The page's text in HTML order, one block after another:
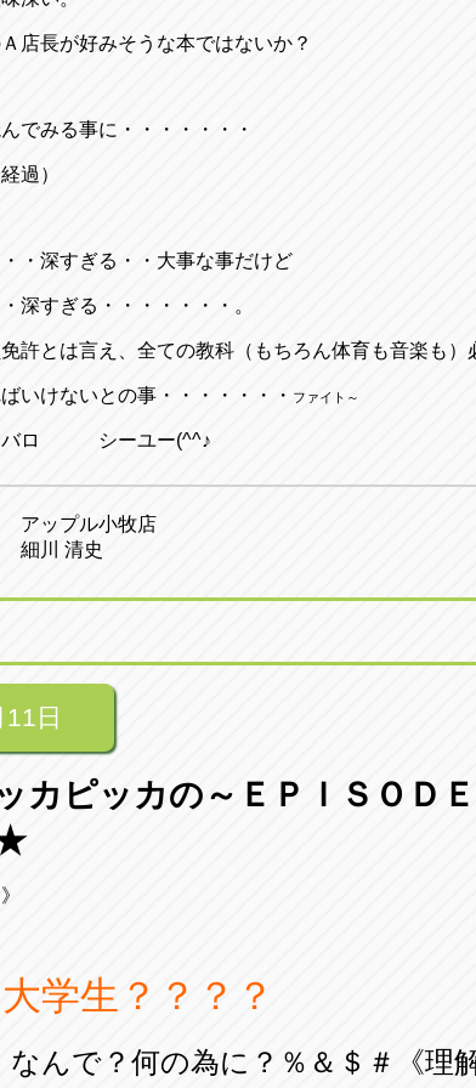
店長が好みそうな本ではないか？
でみる事に・・・・・・・
過）
・・深すぎる・・大事な事だけど
・深すぎる・・・・・・・。
許とは言え、全ての教科（もちろん体育も音楽も）
いけないとの事・・・・・・・ ファイト～
バロ シーユー(^^♪
アップル小牧店
細川 清史
日
カピッカの～ＥＰＩＳＯＤ
大学生？？？？
？何の為に？％＆＄＃《理解